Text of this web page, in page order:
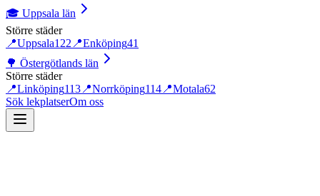
🎓 Uppsala län
Större städer
📍Uppsala122 📍Enköping41
🌳 Östergötlands län
Större städer
📍Linköping113 📍Norrköping114 📍Motala62
Sök lekplatserOm oss